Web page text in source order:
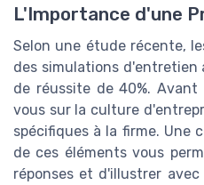
L'Importance d'une
Selon une étude récente,
des simulations
de réussite de 40%.
vous sur la culture
spécifiques à la firme. Une
de ces éléments vous
réponses et d'illustrer